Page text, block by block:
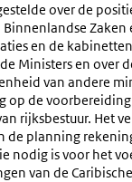
over de
Zaken
en de
Ministers en over
van andere
op de
rijksbestuur. Het
de planning
nodig is voor het
van de